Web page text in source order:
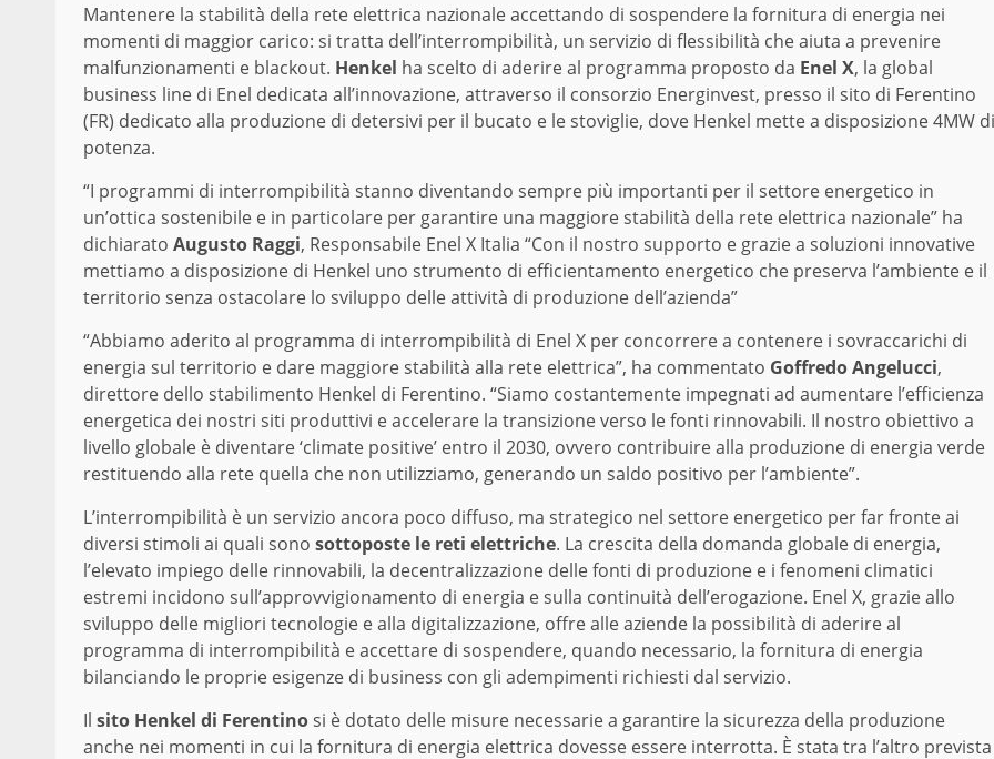
Mantenere la stabilità della rete elettrica nazionale accettando di sospendere la fornitura di energia nei
momenti di maggior carico: si tratta dell’interrompibilità, un servizio di flessibilità che aiuta a prevenire
malfunzionamenti e blackout. Henkel ha scelto di aderire al programma proposto da Enel X, la global
business line di Enel dedicata all’innovazione, attraverso il consorzio Energinvest, presso il sito di Ferentino
(FR) dedicato alla produzione di detersivi per il bucato e le stoviglie, dove Henkel mette a disposizione 4MW di
potenza.
“I programmi di interrompibilità stanno diventando sempre più importanti per il settore energetico in
un’ottica sostenibile e in particolare per garantire una maggiore stabilità della rete elettrica nazionale” ha
dichiarato Augusto Raggi, Responsabile Enel X Italia “Con il nostro supporto e grazie a soluzioni innovative
mettiamo a disposizione di Henkel uno strumento di efficientamento energetico che preserva l’ambiente e il
territorio senza ostacolare lo sviluppo delle attività di produzione dell’azienda”
“Abbiamo aderito al programma di interrompibilità di Enel X per concorrere a contenere i sovraccarichi di
energia sul territorio e dare maggiore stabilità alla rete elettrica”, ha commentato Goffredo Angelucci,
direttore dello stabilimento Henkel di Ferentino. “Siamo costantemente impegnati ad aumentare l’efficienza
energetica dei nostri siti produttivi e accelerare la transizione verso le fonti rinnovabili. Il nostro obiettivo a
livello globale è diventare ‘climate positive’ entro il 2030, ovvero contribuire alla produzione di energia verde
restituendo alla rete quella che non utilizziamo, generando un saldo positivo per l’ambiente”.
L’interrompibilità è un servizio ancora poco diffuso, ma strategico nel settore energetico per far fronte ai
diversi stimoli ai quali sono sottoposte le reti elettriche. La crescita della domanda globale di energia,
l’elevato impiego delle rinnovabili, la decentralizzazione delle fonti di produzione e i fenomeni climatici
estremi incidono sull’approvvigionamento di energia e sulla continuità dell’erogazione. Enel X, grazie allo
sviluppo delle migliori tecnologie e alla digitalizzazione, offre alle aziende la possibilità di aderire al
programma di interrompibilità e accettare di sospendere, quando necessario, la fornitura di energia
bilanciando le proprie esigenze di business con gli adempimenti richiesti dal servizio.
Il sito Henkel di Ferentinosi è dotato delle misure necessarie a garantire la sicurezza della produzione
anche nei momenti in cui la fornitura di energia elettrica dovesse essere interrotta. È stata tra l’altro prevista